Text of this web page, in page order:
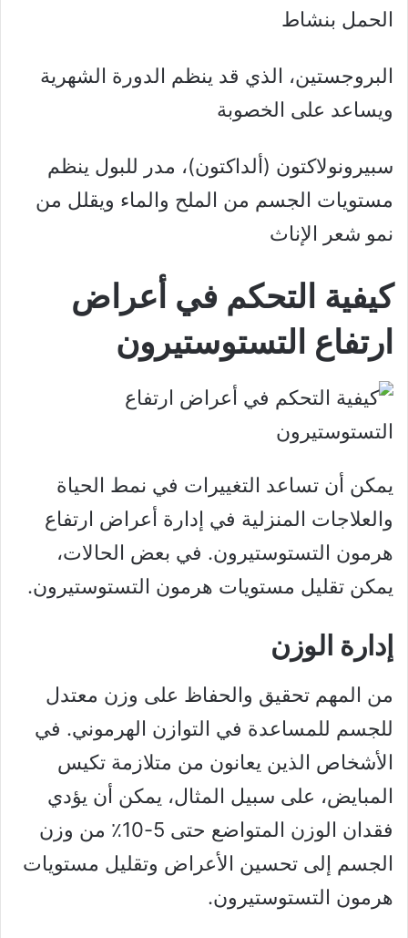
الحمل بنشاط
البروجستين، الذي قد ينظم الدورة الشهرية
ويساعد على الخصوبة
سبيرونولاكتون (ألداكتون)، مدر للبول ينظم
مستويات الجسم من الملح والماء ويقلل من
نمو شعر الإناث
كيفية التحكم في أعراض
ارتفاع التستوستيرون
يمكن أن تساعد التغييرات في نمط الحياة
والعلاجات المنزلية في إدارة أعراض ارتفاع
هرمون التستوستيرون. في بعض الحالات،
يمكن تقليل مستويات هرمون التستوستيرون.
إدارة الوزن
من المهم تحقيق والحفاظ على وزن معتدل
للجسم للمساعدة في التوازن الهرموني. في
الأشخاص الذين يعانون من متلازمة تكيس
المبايض، على سبيل المثال، يمكن أن يؤدي
فقدان الوزن المتواضع حتى 5-10٪ من وزن
الجسم إلى تحسين الأعراض وتقليل مستويات
هرمون التستوستيرون.